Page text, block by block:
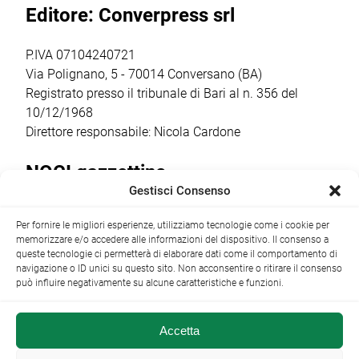
coesistenza, nella
[…]
(predicatore e
tanti, sono da
Editore: Converpress srl
P.IVA 07104240721
Via Polignano, 5 - 70014 Conversano (BA)
Registrato presso il tribunale di Bari al n. 356 del
10/12/1968
Direttore responsabile: Nicola Cardone
NOCI gazzettino
+39 080 4979274|info@nocigazzettino.it Contatti|
Archivio
Gestisci Consenso
Per fornire le migliori esperienze, utilizziamo tecnologie come i cookie per
memorizzare e/o accedere alle informazioni del dispositivo. Il consenso a
queste tecnologie ci permetterà di elaborare dati come il comportamento di
navigazione o ID unici su questo sito. Non acconsentire o ritirare il consenso
può influire negativamente su alcune caratteristiche e funzioni.
Accetta